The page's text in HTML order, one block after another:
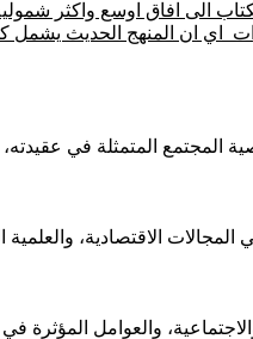
الى افاق اوسع واكثر
اي ان المنهج الحديث يشمل
المجتمع المتمثلة في عقيدته،
الاقتصادية، والعلمية
والعوامل المؤثرة في